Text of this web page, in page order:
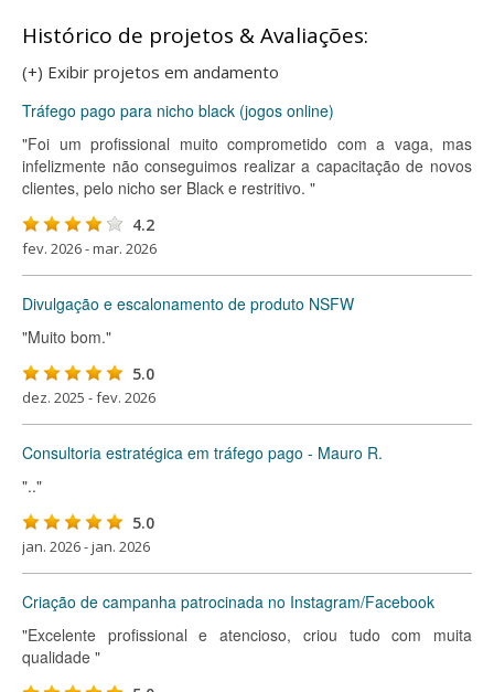
Histórico de projetos & Avaliações:
(+) Exibir projetos em andamento
Tráfego pago para nicho black (jogos online)
"Foi um profissional muito comprometido com a vaga, mas
infelizmente não conseguimos realizar a capacitação de novos
clientes, pelo nicho ser Black e restritivo. "
4.2
fev. 2026 - mar. 2026
Divulgação e escalonamento de produto NSFW
"Muito bom."
5.0
dez. 2025 - fev. 2026
Consultoria estratégica em tráfego pago - Mauro R.
".."
5.0
jan. 2026 - jan. 2026
Criação de campanha patrocinada no Instagram/Facebook
"Excelente profissional e atencioso, criou tudo com muita
qualidade "